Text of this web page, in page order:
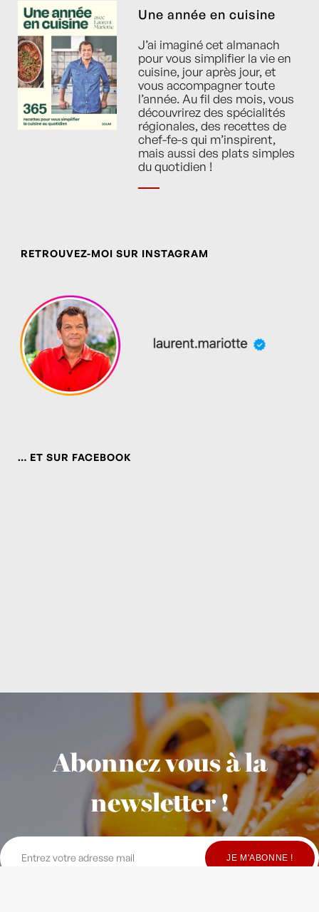
Une année en cuisine
J’ai imaginé cet almanach
pour vous simplifier la vie en
cuisine, jour après jour, et
vous accompagner toute
l’année. Au fil des mois, vous
découvrirez des spécialités
régionales, des recettes de
chef-fe-s qui m’inspirent,
mais aussi des plats simples
du quotidien !
RETROUVEZ-MOI SUR INSTAGRAM
… ET SUR FACEBOOK
Abonnez vous à la
newsletter !